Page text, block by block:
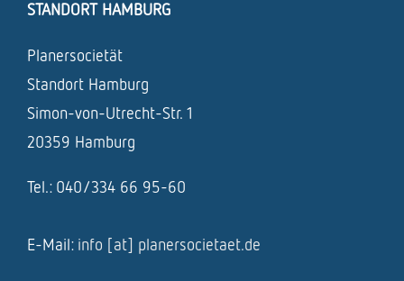
STANDORT HAMBURG
Planersocietät
Standort Hamburg
Simon-von-Utrecht-Str. 1
20359 Hamburg
Tel.: 040/334 66 95-60
E-Mail: info [at] planersocietaet.de